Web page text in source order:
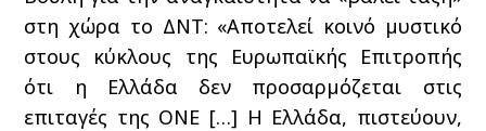
στη χώρα το ΔΝΤ: «Αποτελεί κοινό μυστικό
στους κύκλους της Ευρωπαϊκής Επιτροπής
ότι η Ελλάδα δεν προσαρμόζεται στις
επιταγές της ΟΝΕ […] Η Ελλάδα, πιστεύουν,